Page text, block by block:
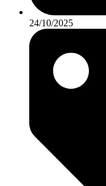
24/10/2025